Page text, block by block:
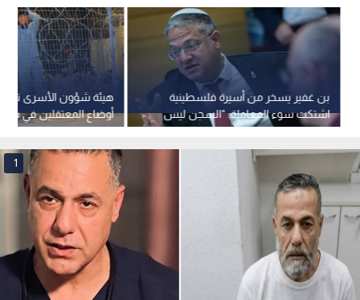
هيئة شؤون الأسرى
أوضاع المعتقلين في
بن غفير يسخر من أسيرة فلسطينية
اشتكت سوء المعاملة: "السجن ليس
فندقا"
1